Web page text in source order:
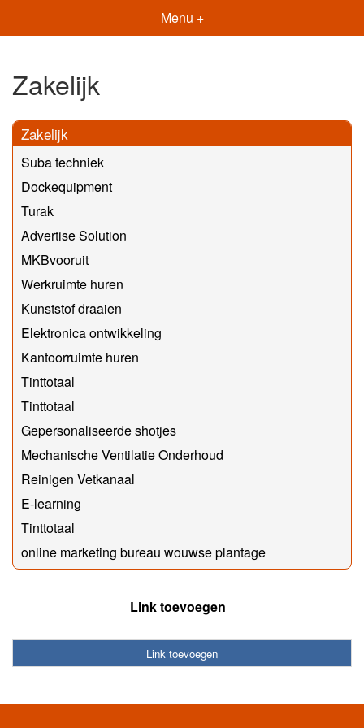
Menu +
Zakelijk
Zakelijk
Suba techniek
Dockequipment
Turak
Advertise Solution
MKBvooruit
Werkruimte huren
Kunststof draaien
Elektronica ontwikkeling
Kantoorruimte huren
Tinttotaal
Tinttotaal
Gepersonaliseerde shotjes
Mechanische Ventilatie Onderhoud
Reinigen Vetkanaal
E-learning
Tinttotaal
online marketing bureau wouwse plantage
Link toevoegen
Link toevoegen